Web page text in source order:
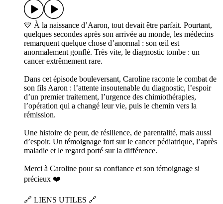
💛 À la naissance d’Aaron, tout devait être parfait. Pourtant,
quelques secondes après son arrivée au monde, les médecins
remarquent quelque chose d’anormal : son œil est
anormalement gonflé. Très vite, le diagnostic tombe : un
cancer extrêmement rare.
Dans cet épisode bouleversant, Caroline raconte le combat de
son fils Aaron : l’attente insoutenable du diagnostic, l’espoir
d’un premier traitement, l’urgence des chimiothérapies,
l’opération qui a changé leur vie, puis le chemin vers la
rémission.
Une histoire de peur, de résilience, de parentalité, mais aussi
d’espoir. Un témoignage fort sur le cancer pédiatrique, l’après
maladie et le regard porté sur la différence.
Merci à Caroline pour sa confiance et son témoignage si
précieux ❤️
🔗 LIENS UTILES 🔗